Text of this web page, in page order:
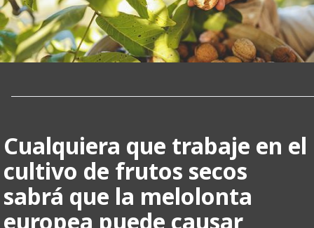
Cualquiera que trabaje en el
cultivo de frutos secos
sabrá que la melolonta
europea puede causar